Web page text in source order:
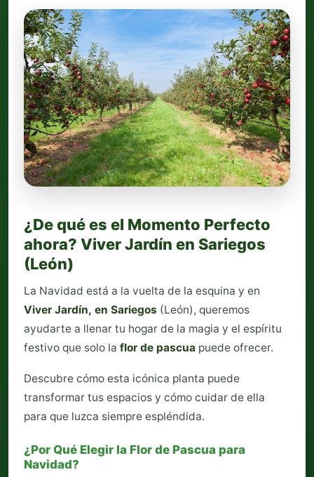
¿De qué es el Momento Perfecto
ahora? Viver Jardín en Sariegos
(León)
La Navidad está a la vuelta de la esquina y en
Viver Jardín, en Sariegos (León), queremos
ayudarte a llenar tu hogar de la magia y el espíritu
festivo que solo la flor de pascua puede ofrecer.
Descubre cómo esta icónica planta puede
transformar tus espacios y cómo cuidar de ella
para que luzca siempre espléndida.
¿Por Qué Elegir la Flor de Pascua para
Navidad?